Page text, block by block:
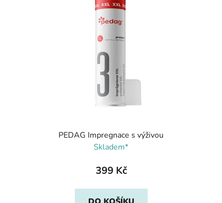
PEDAG Impregnace s výživou
Skladem*
399 Kč